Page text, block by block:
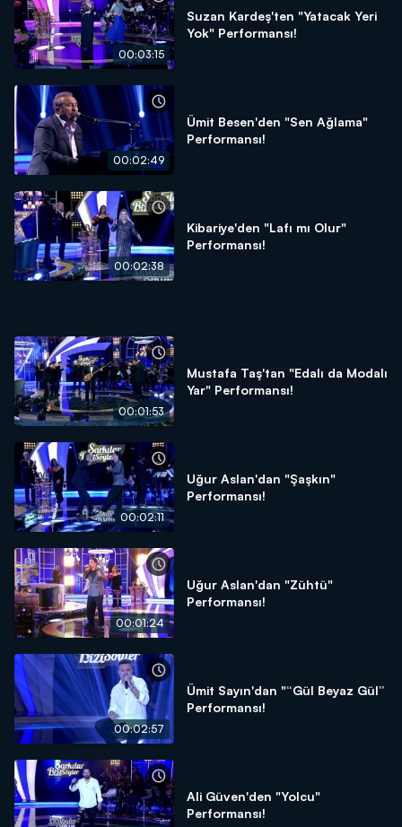
00:03:15
Suzan Kardeş'ten "Yatacak Yeri
Yok" Performansı!
00:02:49
Ümit Besen'den "Sen Ağlama"
Performansı!
00:02:38
Kibariye'den "Lafı mı Olur"
Performansı!
00:01:53
Mustafa Taş'tan "Edalı da Modalı
Yar" Performansı!
00:02:11
Uğur Aslan'dan "Şaşkın"
Performansı!
00:01:24
Uğur Aslan'dan "Zühtü"
Performansı!
00:02:57
Ümit Sayın'dan "“Gül Beyaz Gül”
Performansı!
Ali Güven'den "Yolcu"
Performansı!